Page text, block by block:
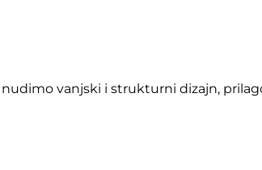
vanjski i strukturni dizajn,